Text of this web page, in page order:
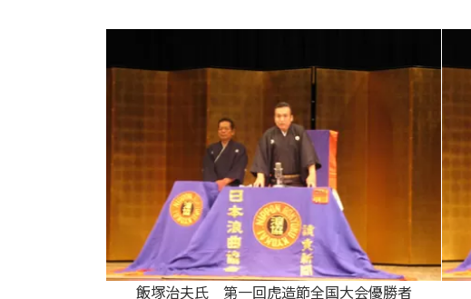
飯塚治夫氏 第一回虎造節全国大会優勝者